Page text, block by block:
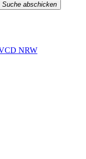
Suche abschicken
NRW